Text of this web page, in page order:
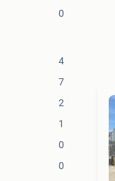
0
4
7
2
1
0
0